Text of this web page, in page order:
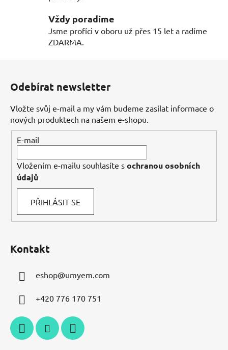
p
i
Vždy poradíme
Jsme profíci v oboru už přes 15 let a radíme
ZDARMA.
Odebírat newsletter
Vložte svůj e-mail a my vám budeme zasílat informace o
nových produktech na našem e-shopu.
E-mail
Vložením e-mailu souhlasíte s ochranou osobních
údajů
PŘIHLÁSIT SE
Kontakt
eshop@umyem.com
+420 776 170 751